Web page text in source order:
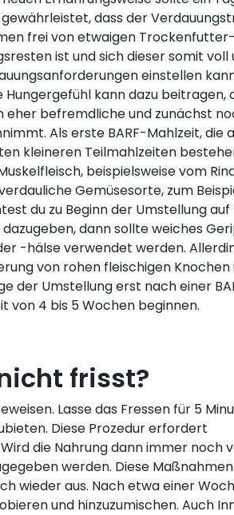
dass der
frei von etwaigen
ist und sich dieser somit voll
einstellen
kann dazu beitragen,
eher befremdliche und zunächst
Als erste BARF-Mahlzeit, die
kleineren Teilmahlzeiten
beispielsweise vom
Gemüsesorte, zum
du zu Beginn der Umstellung auf
dann sollte weiches
-hälse verwendet werden.
von rohen fleischigen Knochen
der Umstellung erst nach einer
von 4 bis 5 Wochen beginnen.
frisst?
Lasse das Fressen für 5
Diese Prozedur erfordert
die Nahrung dann immer noch
werden. Diese
wieder aus. Nach etwa einer
und hinzuzumischen. Auch